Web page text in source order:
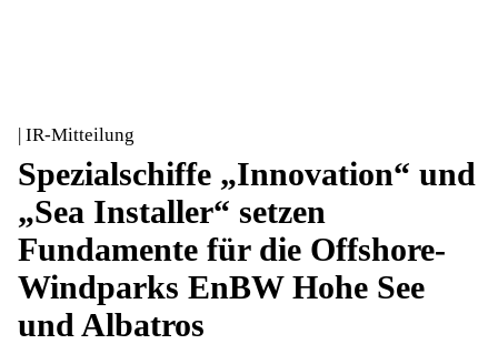
| IR-Mitteilung
Spezialschiffe „Innovation“ und
„Sea Installer“ setzen
Fundamente für die Offshore-
Windparks EnBW Hohe See
und Albatros